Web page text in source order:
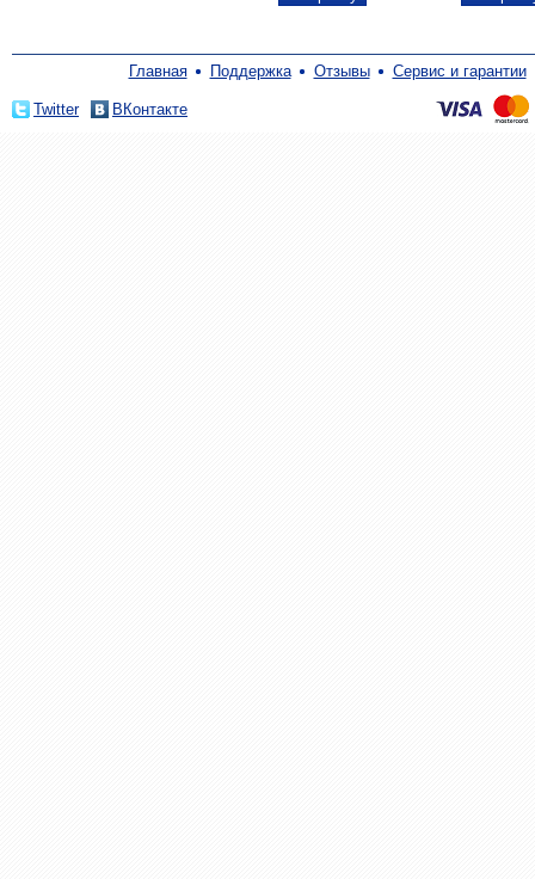
Главная Поддержка Отзывы Сервис и гарантии
Twitter ВКонтакте